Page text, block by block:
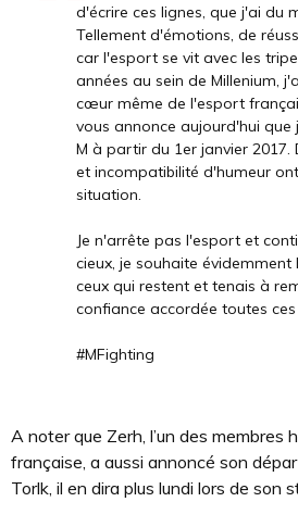
d'écrire ces lignes, que j'ai du
Tellement d'émotions, de
car l'esport se vit avec les
années au sein de Millenium,
cœur même de l'esport
vous annonce aujourd'hui
M à partir du 1er janvier 2017.
et incompatibilité d'humeur
situation.
Je n'arrête pas l'esport et
cieux, je souhaite
ceux qui restent et tenais à
confiance accordée toutes ces
#MFighting
A noter que Zerh, l’un des membres
française, a aussi annoncé son
Torlk, il en dira plus lundi lors de son